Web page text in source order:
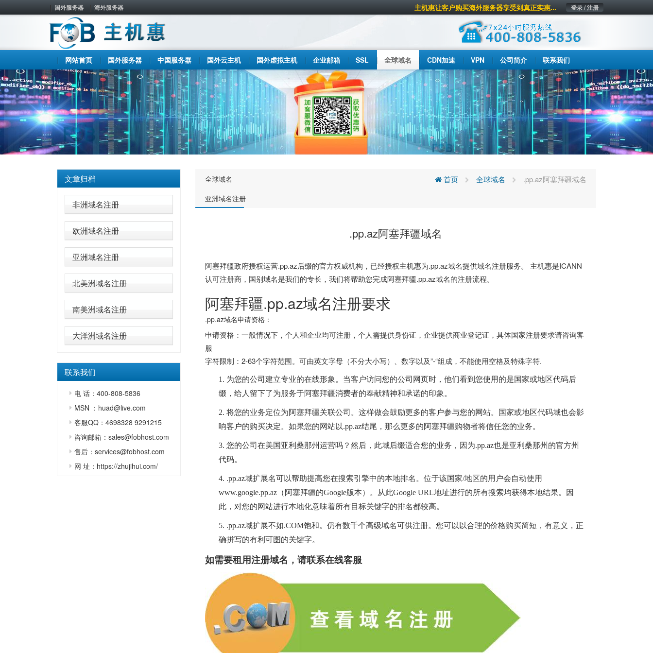
国外服务器 海外服务器 登录 / 注册
主机惠让客户购买海外服务器享受到真正实惠...
网站首页 国外服务器 中国服务器 国外云主机 国外虚拟主机 企业邮箱 SSL 全球域名 CDN加速 VPN 公司简介 联系我们
文章归档
非洲域名注册
欧洲域名注册
亚洲域名注册
北美洲域名注册
南美洲域名注册
大洋洲域名注册
联系我们
电 话：400-808-5836
MSN ：huad@live.com
客服QQ：4698328 9291215
咨询邮箱：sales@fobhost.com
售后：services@fobhost.com
网 址：https://zhujihui.com/
全球域名
亚洲域名注册
首页 全球域名 .pp.az阿塞拜疆域名
.pp.az阿塞拜疆域名
阿塞拜疆政府授权运营.pp.az后缀的官方权威机构，已经授权主机惠为.pp.az域名提供域名注册服务。 主机惠是ICANN
认可注册商，国别域名是我们的专长，我们将帮助您完成阿塞拜疆.pp.az域名的注册流程。
阿塞拜疆.pp.az域名注册要求
.pp.az域名申请资格：
申请资格：一般情况下，个人和企业均可注册，个人需提供身份证，企业提供商业登记证，具体国家注册要求请咨询客
服
字符限制：2-63个字符范围。可由英文字母（不分大小写）、数字以及”-“组成，不能使用空格及特殊字符.
1. 为您的公司建立专业的在线形象。当客户访问您的公司网页时，他们看到您使用的是国家或地区代码后
缀，给人留下了为服务于阿塞拜疆消费者的奉献精神和承诺的印象。
2. 将您的业务定位为阿塞拜疆关联公司。这样做会鼓励更多的客户参与您的网站。国家或地区代码域也会影
响客户的购买决定。如果您的网站以.pp.az结尾，那么更多的阿塞拜疆购物者将信任您的业务。
3. 您的公司在美国 亚利桑那州运营吗？然后，此域后缀适合您的业务，因为.pp.az也是亚利桑那州的官方州
代码。
4. .pp.az域扩展名可以帮助提高您在搜索引擎中的本地排名。位于该国家/地区的用户会自动使用
www.google.pp.az （阿塞拜疆的Google版本）。从此Google URL地址进行的所有搜索均获得本地结果。因
此，对您的网站进行本地化意味着所有目标关键字的排名都较高。
5. .pp.az域扩展不如.COM饱和。仍有数千个高级域名可供注册。您可以以合理的价格购买简短，有意义，正
确拼写的有利可图的关键字。
如需要租用注册域名 ，请联系在线客服